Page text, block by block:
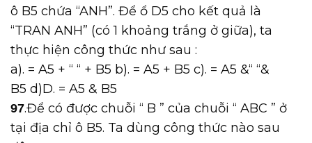
ô B5 chứa “ANH”. Để ổ D5 cho kết quả là
“TRAN ANH” (có 1 khoảng trắng ở giữa), ta
thực hiện công thức như sau :
a). = A5 + “ “ + B5 b). = A5 + B5 c). = A5 &“ “&
B5 d)D. = A5 & B5
97.Để có được chuỗi “ B ” của chuỗi “ ABC ” ở
tại địa chỉ ô B5. Ta dùng công thức nào sau